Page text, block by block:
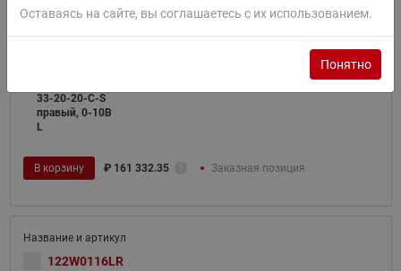
122W0115LR
122W0115LR —
33-20-20-C-S
правый, 0-10В
L
В корзину ₽ 161 332.35 Заказная позиция
122W0116LR
Оставаясь на сайте, вы соглашаетесь с их использованием.
Понятно